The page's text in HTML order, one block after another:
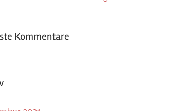
Kommentare